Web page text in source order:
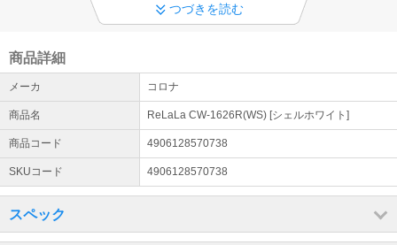
テレビの壁掛け設置につきまして
のでご注意のほどよろしくお願いいたします。
発送後のキャンセル
・商品出荷後のキャンセルはお断りさせていただきます。 ・商品出
荷後のキャンセル・受け取り拒否をされた場合は配送会社の規定往
復配送料を請求させていただきます。
お客様ご都合によるキャンセルの場合
・商品発送後、お客様のご都合での「返品・交換」は承ることがで
きません。あらかじめご了承下さい。 ・商品到着後のお客様のご都
合による「返品・交換」は原則承っておりません。
つづきを読む
商品詳細
メーカ コロナ
商品名 ReLaLa CW-1626R(WS) [シェルホワイト]
商品コード 4906128570738
SKUコード 4906128570738
スペック